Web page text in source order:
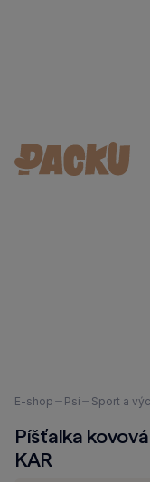
Nacházíte
zde:
E-shop Psi Sport a
Píšťalka
KAR